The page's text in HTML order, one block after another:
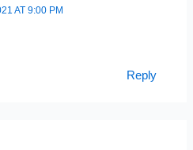
AT 9:00 PM
Reply